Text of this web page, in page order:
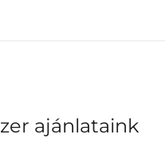
ajánlataink